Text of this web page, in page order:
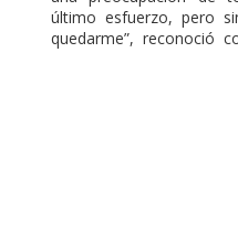
último esfuerzo, pero
quedarme”, reconoció